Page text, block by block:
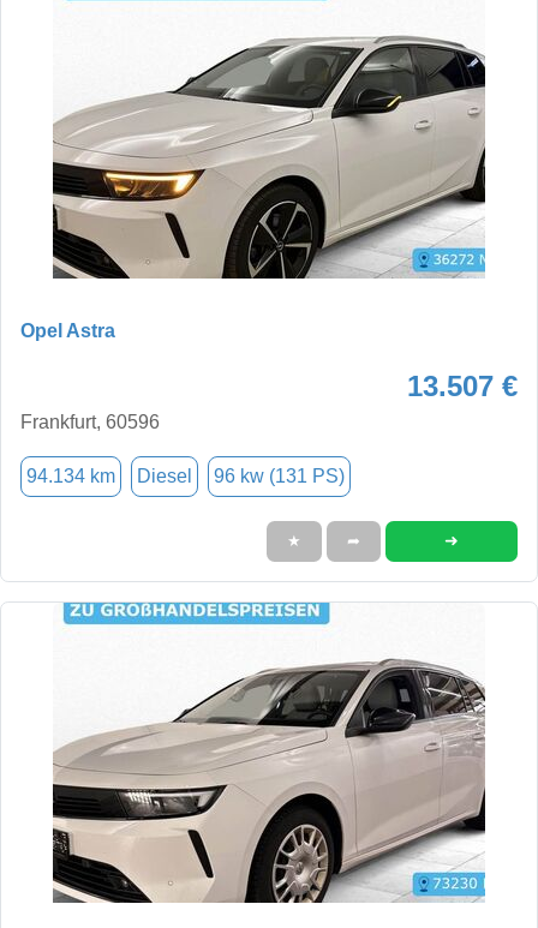
Opel Astra
13.507 €
Frankfurt, 60596
94.134 km Diesel 96 kw (131 PS)
★ ➦ ➜